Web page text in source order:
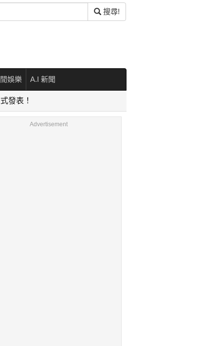
搜尋!
娛樂 A.I 新聞
發表！
Advertisement